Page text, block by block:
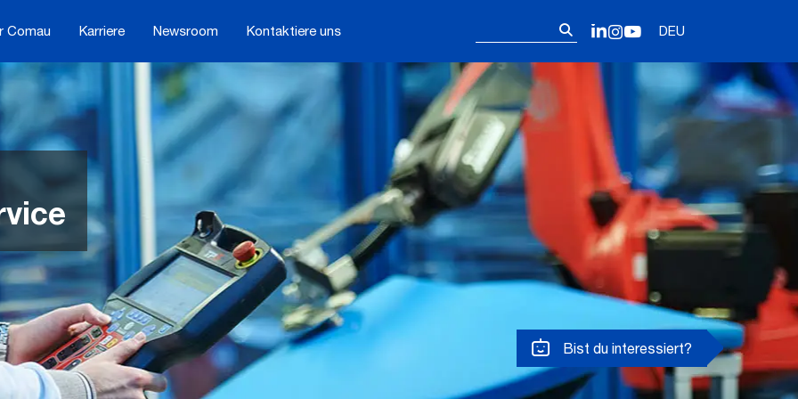
Follow us on
LinkedIn
Instagram
YouTube
DEU
Comau Karriere Newsroom Kontaktiere uns
Bist du interessiert?